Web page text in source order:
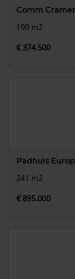
Comm
190 m2
€ 374.500
Padhuis
241 m2
€ 895.000